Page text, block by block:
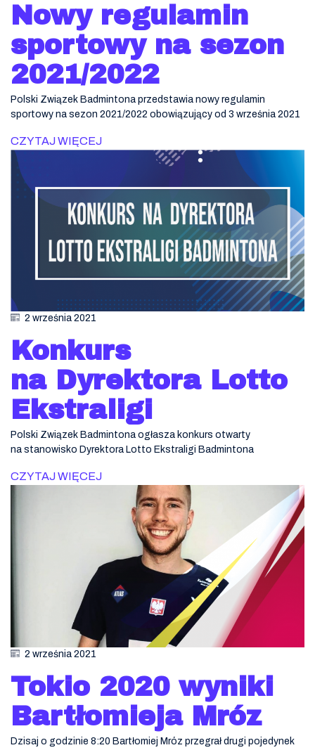
Nowy regulamin
sportowy na sezon
2021/2022
Polski Związek Badmintona przedstawia nowy regulamin
sportowy na sezon 2021/2022 obowiązujący od 3 września 2021
CZYTAJ WIĘCEJ
2 września 2021
Konkurs
na Dyrektora Lotto
Ekstraligi
Polski Związek Badmintona ogłasza konkurs otwarty
na stanowisko Dyrektora Lotto Ekstraligi Badmintona
CZYTAJ WIĘCEJ
2 września 2021
Tokio 2020 wyniki
Bartłomieja Mróz
Dzisaj o godzinie 8:20 Bartłomiej Mróz przegrał drugi pojedynek